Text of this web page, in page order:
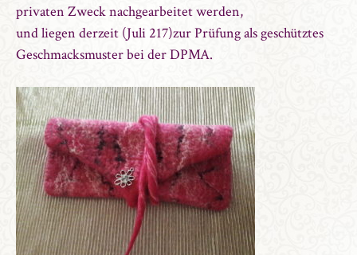
privaten Zweck nachgearbeitet werden,
und liegen derzeit (Juli 217)zur Prüfung als geschütztes
Geschmacksmuster bei der DPMA.